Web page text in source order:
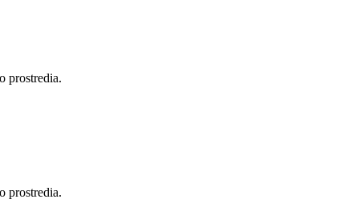
prostredia.
prostredia.